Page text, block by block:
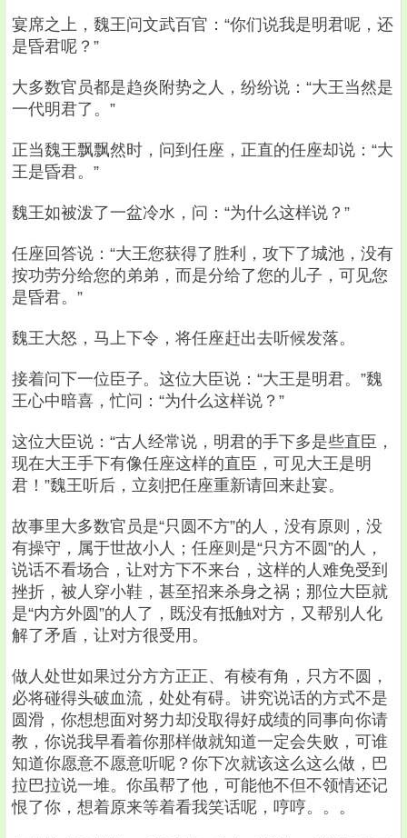
宴席之上，魏王问文武百官：“你们说我是明君呢，还
是昏君呢？”
大多数官员都是趋炎附势之人，纷纷说：“大王当然是
一代明君了。”
正当魏王飘飘然时，问到任座，正直的任座却说：“大
王是昏君。”
魏王如被泼了一盆冷水，问：“为什么这样说？”
任座回答说：“大王您获得了胜利，攻下了城池，没有
按功劳分给您的弟弟，而是分给了您的儿子，可见您
是昏君。”
魏王大怒，马上下令，将任座赶出去听候发落。
接着问下一位臣子。这位大臣说：“大王是明君。”魏
王心中暗喜，忙问：“为什么这样说？”
这位大臣说：“古人经常说，明君的手下多是些直臣，
现在大王手下有像任座这样的直臣，可见大王是明
君！”魏王听后，立刻把任座重新请回来赴宴。
故事里大多数官员是“只圆不方”的人，没有原则，没
有操守，属于世故小人；任座则是“只方不圆”的人，
说话不看场合，让对方下不来台，这样的人难免受到
挫折，被人穿小鞋，甚至招来杀身之祸；那位大臣就
是“内方外圆”的人了，既没有抵触对方，又帮别人化
解了矛盾，让对方很受用。
做人处世如果过分方方正正、有棱有角，只方不圆，
必将碰得头破血流，处处有碍。讲究说话的方式不是
圆滑，你想想面对努力却没取得好成绩的同事向你请
教，你说我早看着你那样做就知道一定会失败，可谁
知道你愿意不愿意听呢？你下次就该这么这么做，巴
拉巴拉说一堆。你虽帮了他，可能他不但不领情还记
恨了你，想着原来等着看我笑话呢，哼哼。。。